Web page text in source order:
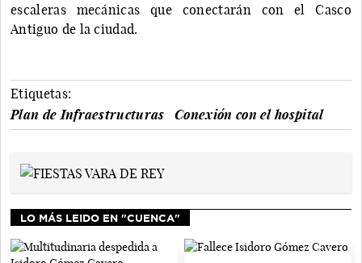
escaleras mecánicas que conectarán con el Casco
Antiguo de la ciudad.
Etiquetas:
Plan de Infraestructuras
Conexión con el hospital
LO MÁS LEIDO EN "CUENCA"